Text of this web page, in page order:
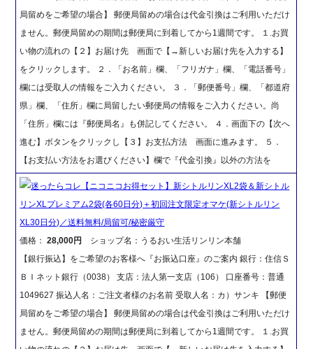
局留めをご希望の場合】 郵便局留めの場合は代金引換はご利用いただけ
ません。郵便局留めの期間は郵便局に到着してから1週間です。 １.お買
い物の流れの【２】お届け先 画面で【→新しいお届け先を入力する】
をクリックします。 ２．「お名前」欄、「フリガナ」欄、「電話番号」
欄には受取人の情報をご入力ください。 ３．「郵便番号」欄、「都道府
県」欄、「住所」欄に局留したい郵便局の情報をご入力ください。尚
「住所」欄には『郵便局名』も併記してください。 ４．画面下の【次へ
進む】ボタンをクリックし【３】お支払方法 画面に進みます。 ５．
【お支払い方法をお選びください】欄で『代金引換』以外の方法を
迷ったらコレ【ニコニコお得セット】新シトルリンXL2袋＆新シトル
リンXLプレミアム2袋(各60日分)＋初回注文限定オマケ(新シトルリン
XL30日分)／送料無料/局留可/秘密厳守
価格：28,000円
ショップ名：うるおい生活リンリン本舗
【銀行振込】をご希望のお客様へ『お振込口座』のご案内 銀行：住信Ｓ
ＢＩネット銀行（0038） 支店：法人第一支店（106） 口座番号：普通
1049627 振込人名：ご注文者様のお名前 受取人名：カ）サンキ 【郵便
局留めをご希望の場合】 郵便局留めの場合は代金引換はご利用いただけ
ません。郵便局留めの期間は郵便局に到着してから1週間です。 １.お買